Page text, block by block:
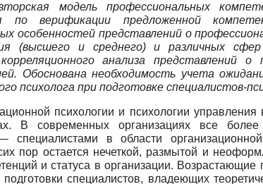
модель профессиональных
по верификации предложенной
особенностей представлений о
(высшего и среднего) и различных
анализа представлений о
Обоснована необходимость учета
психолога при подготовке специалистов-
психологии и психологии
В современных организациях все более
специалистами в области
пор остается нечеткой, размытой и
и статуса в организации.
подготовки специалистов, владеющих